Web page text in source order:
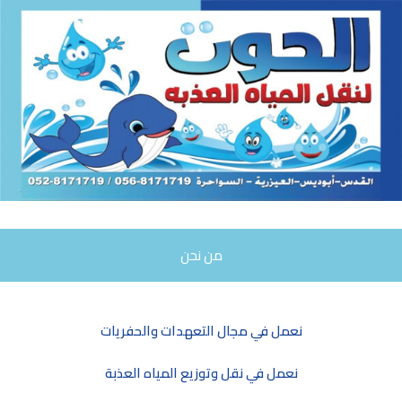
من نحن
نعمل في مجال التعهدات والحفريات
نعمل في نقل وتوزيع المياه العذبة